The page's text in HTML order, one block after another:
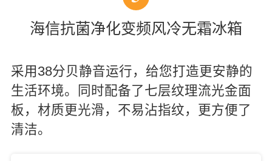
海信抗菌净化变频风冷无霜冰箱
采用38分贝静音运行，给您打造更安静的
生活环境。同时配备了七层纹理流光金面
板，材质更光滑，不易沾指纹，更方便了
清洁。